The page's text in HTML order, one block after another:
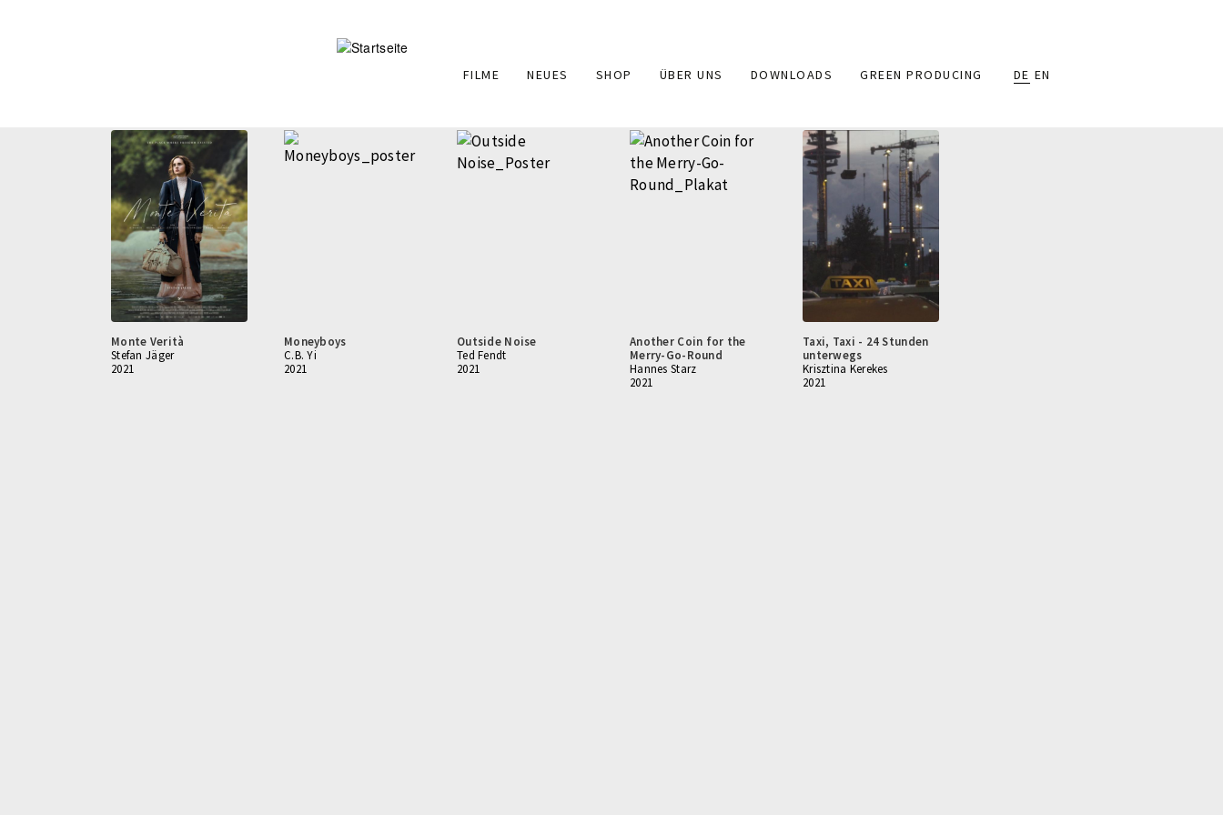
Main
FILME NEUES SHOP ÜBER UNS DOWNLOADS GREEN PRODUCING DE EN
Monte Verità
Stefan Jäger
2021
Moneyboys
C.B. Yi
2021
Outside Noise
Ted Fendt
2021
Another Coin for the
Merry-Go-Round
Hannes Starz
2021
Taxi, Taxi - 24 Stunden
unterwegs
Krisztina Kerekes
2021